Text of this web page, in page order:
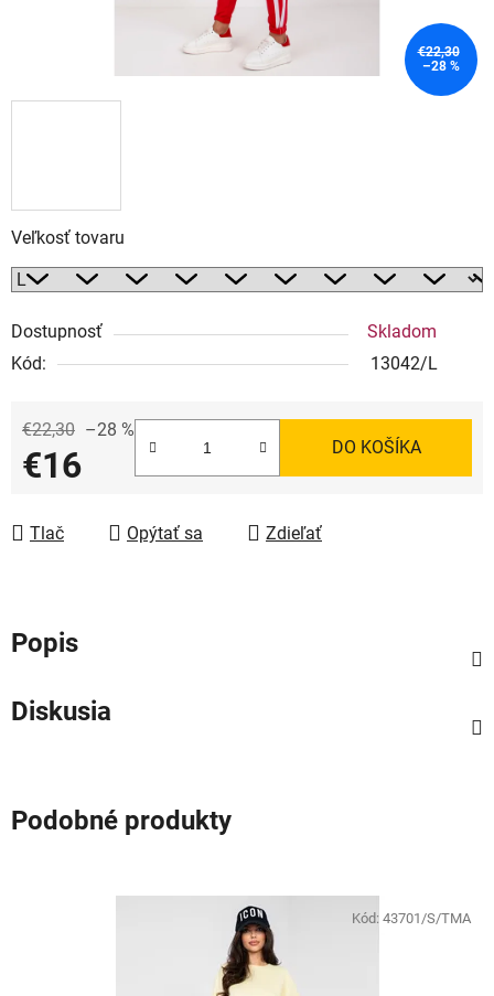
Veľkosť tovaru
Dostupnosť
Skladom
Kód:
13042/L
€22,30 –28 %
€16 DO KOŠÍKA
Tlač Opýtať sa Zdieľať
€22,30
–28 %
Popis
Diskusia
Podobné produkty
Kód: 43701/S/TMA